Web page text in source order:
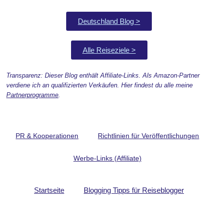
Deutschland Blog >
Alle Reiseziele >
Transparenz: Dieser Blog enthält Affiliate-Links. Als Amazon-Partner
verdiene ich an qualifizierten Verkäufen. Hier findest du alle meine
Partnerprogramme.
PR & Kooperationen Richtlinien für Veröffentlichungen
Werbe-Links (Affiliate)
Startseite Blogging Tipps für Reiseblogger